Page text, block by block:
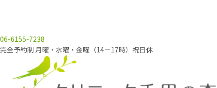
06-6155-7238
完全予約制 月曜・水曜・金曜（14－17時）祝日休